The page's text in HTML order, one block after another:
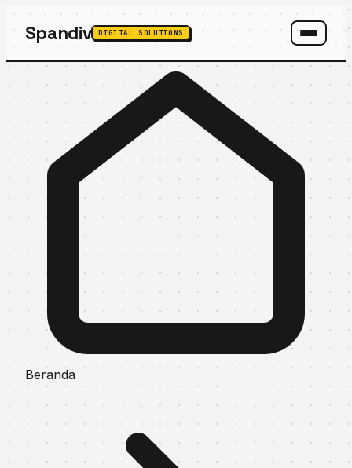
Spandiv DIGITAL SOLUTIONS
Beranda
SPANDIV ASSISTANT